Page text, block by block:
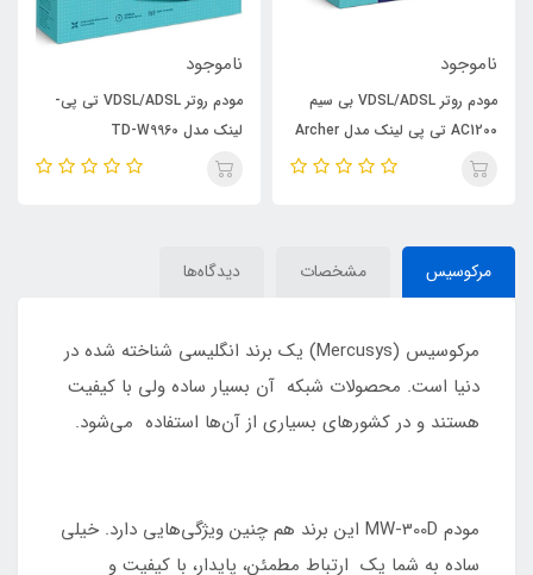
ناموجود
مودم روتر VDSL/ADSL بی سیم
AC1200 تی پی لینک مدل Archer
VR300.
ناموجود
مودم روتر VDSL/ADSL تی پی-
لینک مدل TD-W9960
مرکوسیس مشخصات دیدگاه‌ها
مرکوسیس (Mercusys) یک برند انگلیسی شناخته شده در
دنیا است. محصولات شبکه آن بسیار ساده ولی با کیفیت
هستند و در کشورهای بسیاری از آن‌ها استفاده می‌شود.
مودم MW-300D این برند هم چنین ویژگی‌هایی دارد. خیلی
ساده به شما یک ارتباط مطمئن، پایدار، با کیفیت و